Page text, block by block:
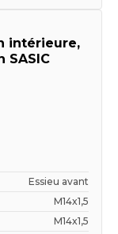
intérieure,
SASIC
Essieu avant
M14x1,5
M14x1,5